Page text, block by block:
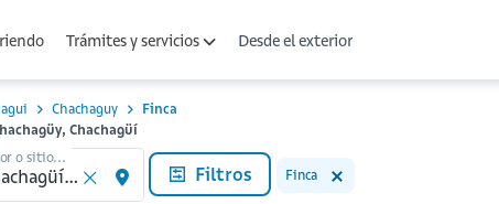
Trámites y servicios Desde el exterior
Chachaguy
Finca
Chachagüí
o sitio...
Filtros Finca